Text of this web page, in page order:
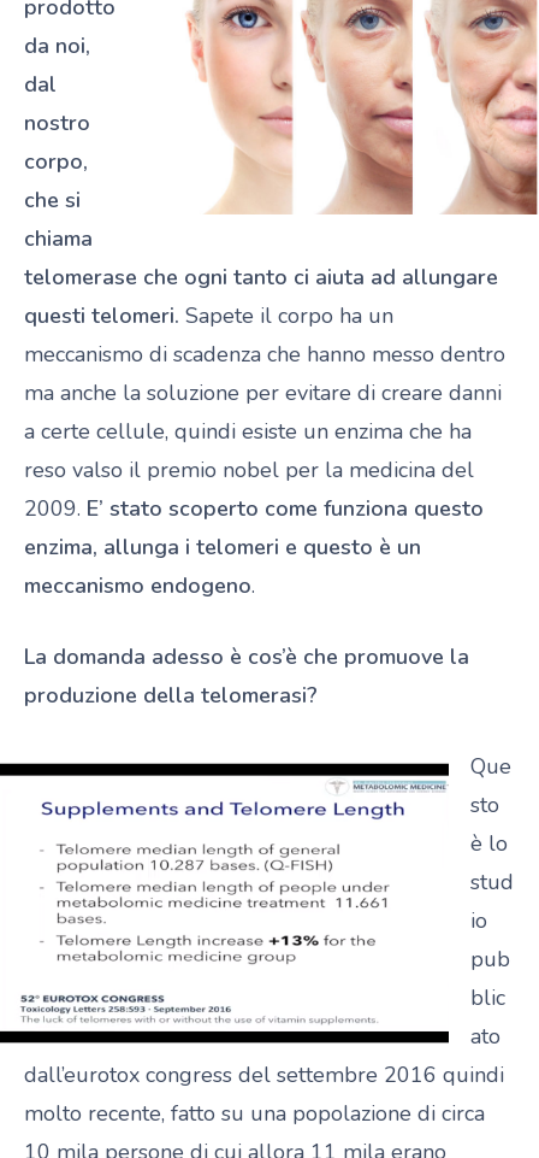
prodotto
da noi,
dal
nostro
corpo,
che si
chiama
telomerase che ogni tanto ci aiuta ad allungare
questi telomeri. Sapete il corpo ha un
meccanismo di scadenza che hanno messo dentro
ma anche la soluzione per evitare di creare danni
a certe cellule, quindi esiste un enzima che ha
reso valso il premio nobel per la medicina del
2009. E’ stato scoperto come funziona questo
enzima, allunga i telomeri e questo è un
meccanismo endogeno.
La domanda adesso è cos’è che promuove la
produzione della telomerasi?
Que
sto
è lo
stud
io
pub
blic
ato
dall’eurotox congress del settembre 2016 quindi
molto recente, fatto su una popolazione di circa
10 mila persone di cui allora 11 mila erano